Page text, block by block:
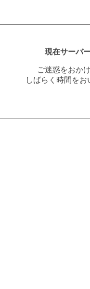
現在サーバ
ご迷惑をおか
しばらく時間を